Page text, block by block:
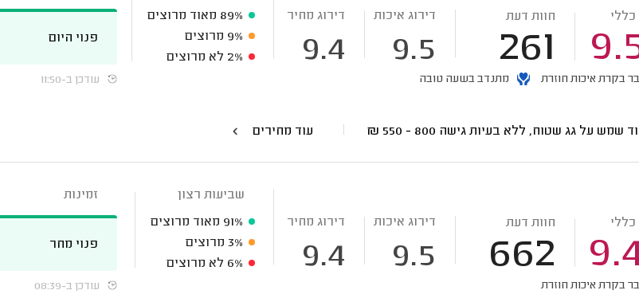
כללי חוות דעת
261
דירוג איכות
9.5
דירוג מחיר
9.4
בקרת איכות חוזרת מתנדב בשעה טובה
89% מאוד מרוצים
9% מרוצים
2% לא מרוצים
פנוי היום
עודכן ב-11:50
שמש על גג שטוח, ללא בעיות גישה 800 - 550
₪ עוד מחירים
כללי חוות דעת
662
דירוג איכות
9.5
דירוג מחיר
9.4
בקרת איכות חוזרת
שביעות רצון
91% מאוד מרוצים
3% מרוצים
6% לא מרוצים
זמינות
פנוי מחר
עודכן ב-08:39